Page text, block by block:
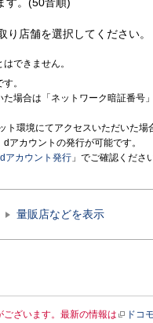
店舗を選択してください。
できません。
。
た場合は「ネットワーク暗証番号
ト環境にてアクセスいただいた
アカウントの発行が可能です。
dアカウント発行 」でご確認くださ
量販店などを表示
ざいます。最新の情報は ドコ